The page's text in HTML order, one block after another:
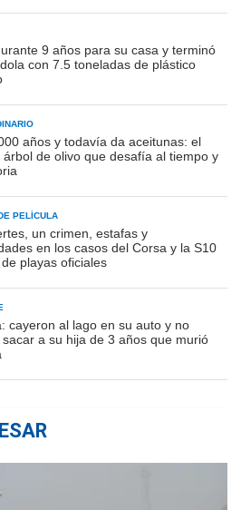
9 años para su casa y terminó
con 7.5 toneladas de plástico
años y todavía da aceitunas: el
árbol de olivo que desafía al tiempo y
PELÍCULA
un crimen, estafas y
en los casos del Corsa y la S10
playas oficiales
cayeron al lago en su auto y no
a su hija de 3 años que murió